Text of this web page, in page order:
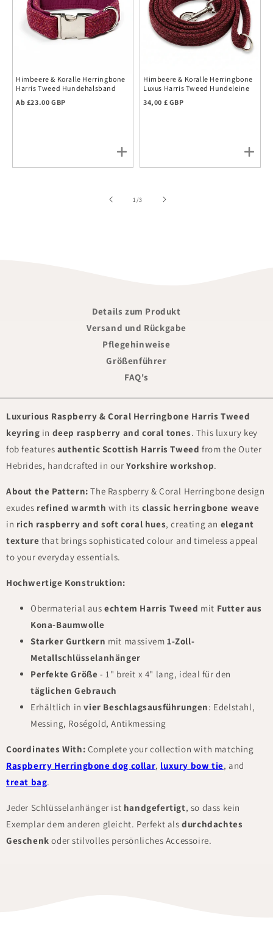
Himbeere & Koralle Herringbone
Harris Tweed Hundehalsband
Regulärer Preis
Ab £23.00 GBP
Himbeere & Koralle Herringbone
Luxus Harris Tweed Hundeleine
Regulärer Preis
34,00 £ GBP
1 /of
3
Details zum Produkt
Versand und Rückgabe
Pflegehinweise
Größenführer
FAQ's
Luxurious Raspberry & Coral Herringbone Harris Tweed
keyring in deep raspberry and coral tones. This luxury key
fob features authentic Scottish Harris Tweed from the Outer
Hebrides, handcrafted in ourYorkshire workshop.
About the Pattern: The Raspberry & Coral Herringbone design
exudes refined warmth with its classic herringbone weave
in rich raspberry and soft coral hues, creating an elegant
texture that brings sophisticated colour and timeless appeal
to your everyday essentials.
Hochwertige Konstruktion:
Obermaterial ausechtem Harris Tweed mit Futter aus
Kona-Baumwolle
Starker Gurtkern mit massivem1-Zoll-
Metallschlüsselanhänger
Perfekte Größe - 1" breit x 4" lang, ideal für den
täglichen Gebrauch
Erhältlich invier Beschlagsausführungen: Edelstahl,
Messing, Roségold, Antikmessing
Coordinates With: Complete your collection with matching
Raspberry Herringbone dog collar, luxury bow tie, and
treat bag.
Jeder Schlüsselanhänger ist handgefertigt, so dass kein
Exemplar dem anderen gleicht. Perfekt alsdurchdachtes
Geschenk oder stilvolles persönliches Accessoire.